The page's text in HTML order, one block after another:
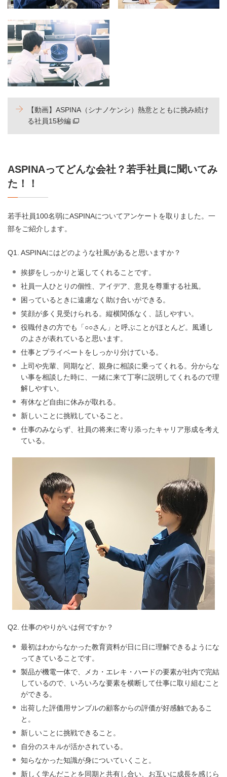
【動画】ASPINA（シナノケンシ）熱意とともに挑み続け
る社員15秒編
ASPINAってどんな会社？若手社員に聞いてみ
た！！
若手社員100名弱にASPINAについてアンケートを取りました。一
部をご紹介します。
Q1. ASPINAにはどのような社風があると思いますか？
挨拶をしっかりと返してくれることです。
社員一人ひとりの個性、アイデア、意見を尊重する社風。
困っているときに遠慮なく助け合いができる。
笑顔が多く見受けられる。縦横関係なく、話しやすい。
役職付きの方でも「○○さん」と呼ぶことがほとんど。風通し
のよさが表れていると思います。
仕事とプライベートをしっかり分けている。
上司や先輩、同期など、親身に相談に乗ってくれる。分からな
い事を相談した時に、一緒に来て丁寧に説明してくれるので理
解しやすい。
有休など自由に休みが取れる。
新しいことに挑戦していること。
仕事のみならず、社員の将来に寄り添ったキャリア形成を考え
ている。
Q2. 仕事のやりがいは何ですか？
最初はわからなかった教育資料が日に日に理解できるようにな
ってきていることです。
製品が機電一体で、メカ・エレキ・ハードの要素が社内で完結
しているので、いろいろな要素を横断して仕事に取り組むこと
ができる。
出荷した評価用サンプルの顧客からの評価が好感触であるこ
と。
新しいことに挑戦できること。
自分のスキルが活かされている。
知らなかった知識が身についていくこと。
新しく学んだことを同期と共有し合い、お互いに成長を感じら